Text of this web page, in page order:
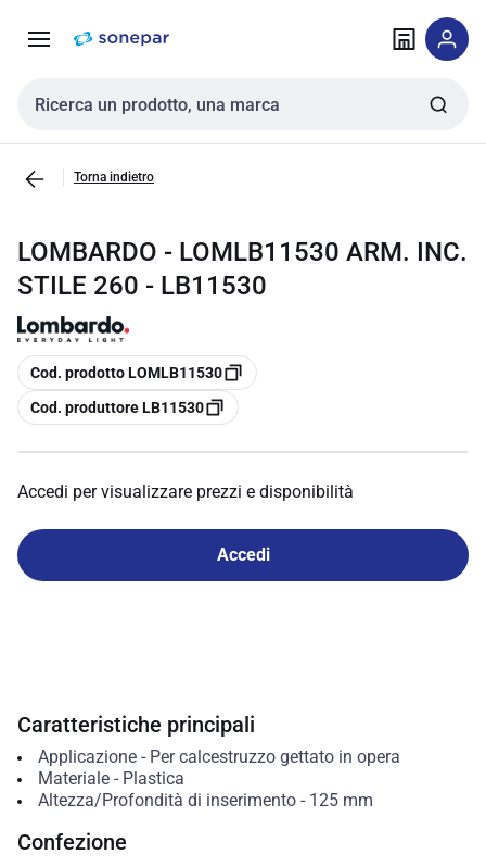
navigazione alla
Cerca input
Torna indietro
LOMBARDO - LOMLB11530 ARM. INC.
STILE 260 - LB11530
copia
Cod. prodotto LOMLB11530
copia
Cod. produttore LB11530
Accedi per visualizzare prezzi e disponibilità
Accedi
Caratteristiche principali
Applicazione- Per calcestruzzo gettato in opera
Materiale- Plastica
Altezza/Profondità di inserimento- 125 mm
Confezione